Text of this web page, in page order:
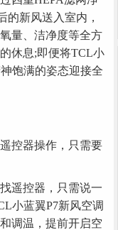
的新风送入室内，
量、洁净度等全方
休息;即便将TCL小
饱满的姿态迎接全
控器操作，只需要
遥控器，只需说一
小蓝翼P7新风空调
调温，提前开启空